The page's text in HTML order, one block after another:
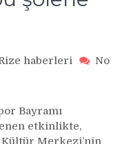
haberleri
No
Bayramı
etkinlikte,
Merkezi’nin